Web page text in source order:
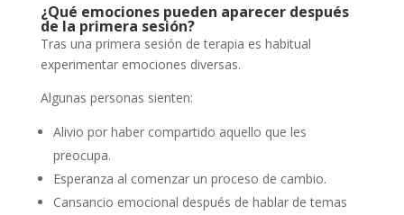
¿Qué emociones pueden aparecer después
de la primera sesión?
Tras una primera sesión de terapia es habitual
experimentar emociones diversas.
Algunas personas sienten:
Alivio por haber compartido aquello que les
preocupa.
Esperanza al comenzar un proceso de cambio.
Cansancio emocional después de hablar de temas